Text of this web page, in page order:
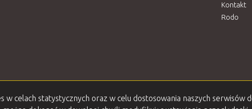
Kontakt
Rodo
w celach statystycznych oraz w celu dostosowania naszych